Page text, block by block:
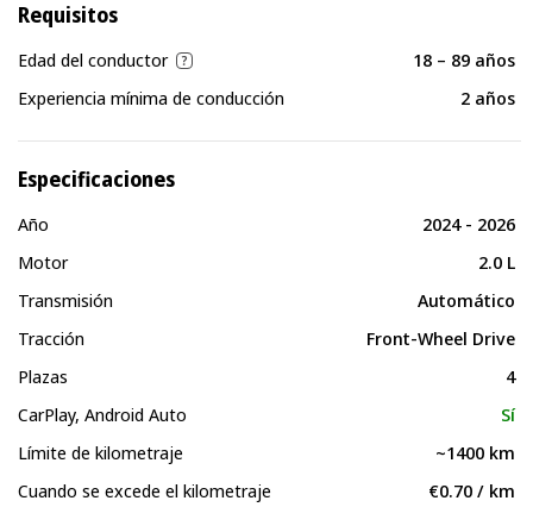
Requisitos
Edad del conductor
18 – 89 años
Experiencia mínima de conducción
2 años
Especificaciones
Año
2024 - 2026
Motor
2.0 L
Transmisión
Automático
Tracción
Front-Wheel Drive
Plazas
4
CarPlay, Android Auto
Sí
Límite de kilometraje
~1400 km
Cuando se excede el kilometraje
€0.70 / km